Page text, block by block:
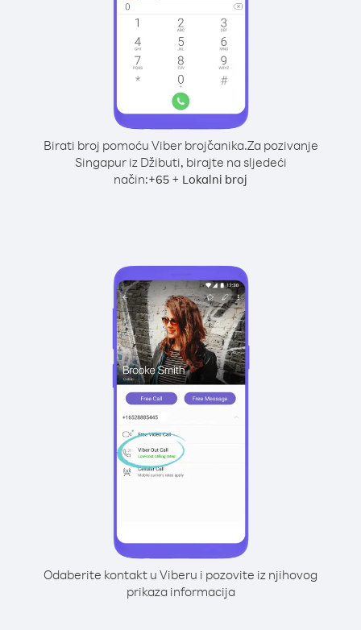
Birati broj pomoću Viber brojčanika.Za pozivanje
Singapur iz Džibuti, birajte na sljedeći
način:+65 + Lokalni broj
Odaberite kontakt u Viberu i pozovite iz njihovog
prikaza informacija